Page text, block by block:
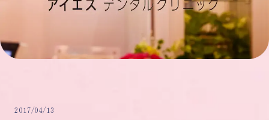
2017/04/13